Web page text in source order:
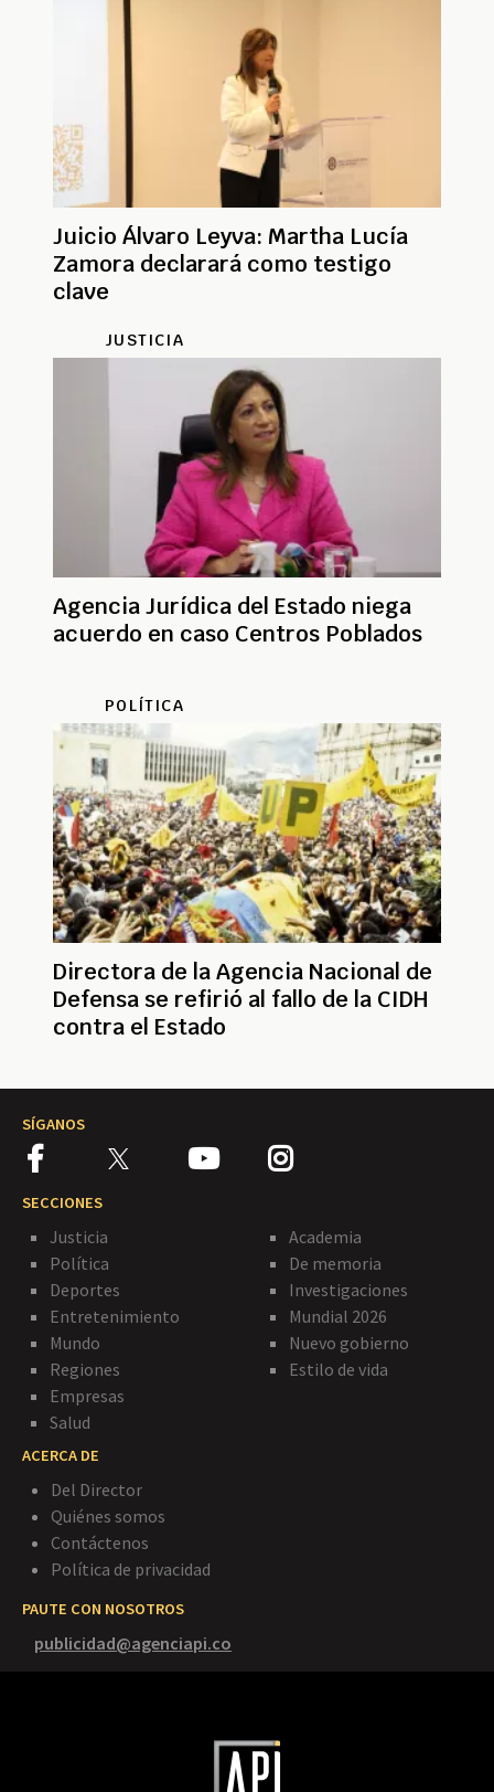
Juicio Álvaro Leyva: Martha Lucía
Zamora declarará como testigo
clave
JUSTICIA
Agencia Jurídica del Estado niega
acuerdo en caso Centros Poblados
POLÍTICA
Directora de la Agencia Nacional de
Defensa se refirió al fallo de la CIDH
contra el Estado
SÍGANOS
SECCIONES
Justicia
Política
Deportes
Entretenimiento
Mundo
Regiones
Empresas
Salud
Academia
De memoria
Investigaciones
Mundial 2026
Nuevo gobierno
Estilo de vida
ACERCA DE
Del Director
Quiénes somos
Contáctenos
Política de privacidad
PAUTE CON NOSOTROS
publicidad@agenciapi.co